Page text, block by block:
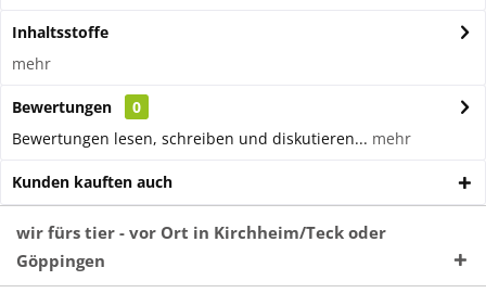
Inhaltsstoffe
mehr
Bewertungen
0
Bewertungen lesen, schreiben und diskutieren... mehr
Kunden kauften auch
wir fürs tier - vor Ort in Kirchheim/Teck oder
Göppingen